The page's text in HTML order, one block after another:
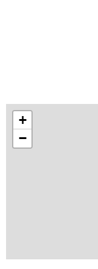
+
−